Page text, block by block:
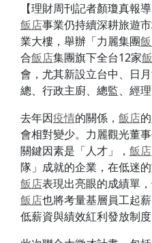
【理財周刊記者顏瓊真報
飯店事業仍持續深耕旅遊
業大樓，舉辦「力麗集團
合飯店集團旗下全台12家
會，尤其新設立台中、日
總、行政主廚、總監、經理
去年因疫情的關係， 飯店
會相對變少。力麗觀光董
關鍵因素是「人才」， 飯店
隊」成就的企業，在低迷
飯店表現出亮眼的成績單
飯店也將考量基層員工起
低薪資與績效紅利發放制度